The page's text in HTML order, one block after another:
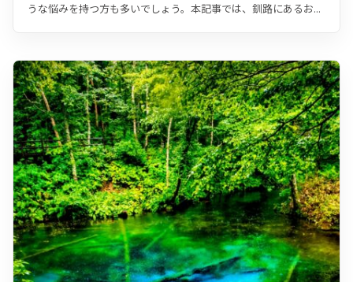
うな悩みを持つ方も多いでしょう。本記事では、釧路にあるお...